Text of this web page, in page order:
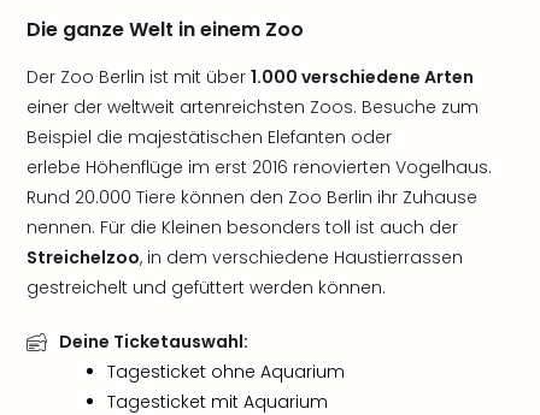
Die ganze Welt in einem Zoo
Der Zoo Berlin ist mit über 1.000 verschiedene Arten
einer der weltweit artenreichsten Zoos. Besuche zum
Beispiel die majestätischen Elefanten oder
erlebe Höhenflüge im erst 2016 renovierten Vogelhaus.
Rund 20.000 Tiere können den Zoo Berlin ihr Zuhause
nennen. Für die Kleinen besonders toll ist auch der
Streichelzoo, in dem verschiedene Haustierrassen
gestreichelt und gefüttert werden können.
Deine Ticketauswahl:
Tagesticket ohne Aquarium
Tagesticket mit Aquarium